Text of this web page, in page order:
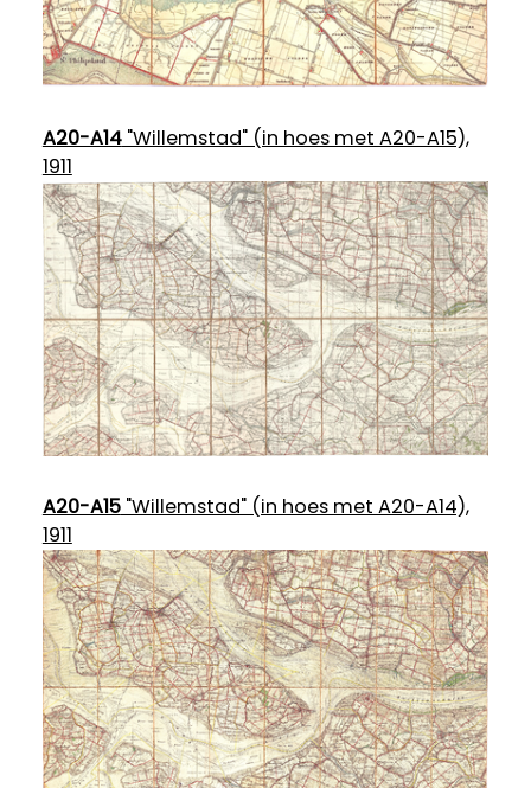
A20-A14"Willemstad" (in hoes met A20-A15),
1911
A20-A15"Willemstad" (in hoes met A20-A14),
1911